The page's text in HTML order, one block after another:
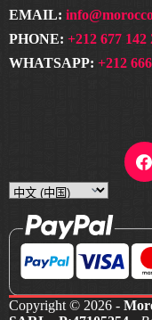
EMAIL:
PHONE: +212 677 142
WHATSAPP: +212
Choose
a
language
Copyright © 2026 -